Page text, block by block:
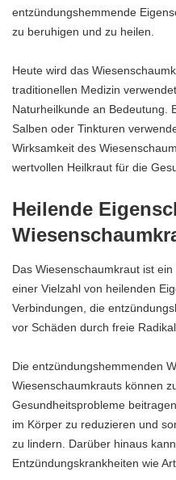
entzündungshemmende
zu beruhigen und zu heilen.
Heute wird das
traditionellen Medizin
Naturheilkunde an Bedeutung.
Salben oder Tinkturen
Wirksamkeit des
wertvollen Heilkraut für die
Heilende
Das Wiesenschaumkraut ist
einer Vielzahl von heilenden
Verbindungen, die
vor Schäden durch freie
Die entzündungshemmenden
Wiesenschaumkrauts können
Gesundheitsprobleme
im Körper zu reduzieren und
zu lindern. Darüber hinaus
Entzündungskrankheiten wie